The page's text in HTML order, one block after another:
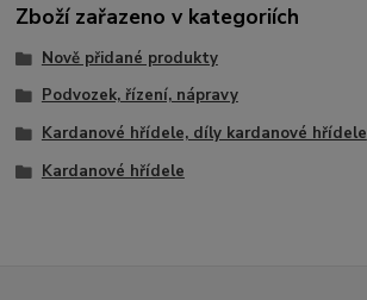
Zboží zařazeno v kategoriích
Nově přidané produkty
Podvozek, řízení, nápravy
Kardanové hřídele, díly kardanové hřídele
Kardanové hřídele